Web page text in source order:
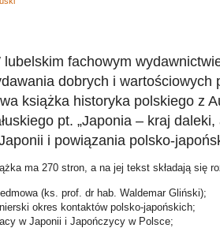
lubelskim fachowym
dobrych i wartościowych
książka historyka polskiego z
pt. „Japonia – kraj
i powiązania polsko-
ma 270 stron, a na jej tekst składają się
(ks. prof. dr hab. Waldemar Gliński);
okres kontaktów polsko-japońskich;
w Japonii i Japończycy w Polsce;